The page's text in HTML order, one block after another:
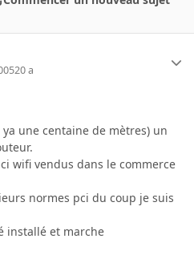
20 a
une centaine de mètres) un
wifi vendus dans le commerce
normes pci du coup je suis
installé et marche